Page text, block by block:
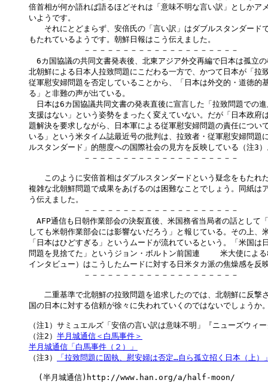
倍首相が何か語れば語るほどそれは「意味不明な言い訳」としかア
いようです。
それにとどまらず、安倍氏の「言い訳」はダブルスタンダード
もたれているようです。朝鮮日報はこう伝えました。
－－－－－－－－－－－－－－－－－－－－
6カ国協議の共同文書発表後、北東アジア外交再編で日本は孤立
北朝鮮による日本人拉致問題にこだわる一方で、かつて日本が「拉
従軍慰安婦問題を否定していることから、「日本は外交的・道徳的
る」と非難の声が出ている。
日本は6カ国協議共同文書の発表直後に宣言した「拉致問題での
支援はない」という姿勢をまったく変えていない。だが「日本政府
題解決を要求しながら、日本軍による従軍慰安婦問題の責任につい
いる」という米タイム誌最近号の批判は、拉致者・従軍慰安婦問題
ルスタンダード」的態度への国際社会の見方を反映している（注3
－－－－－－－－－－－－－－－－－－－－
このように安倍首相はダブルスタンダードという疑念をもたれ
複雑な北朝鮮問題で成果をあげるのは困難なことでしょう。同紙は
う伝えました。
－－－－－－－－－－－－－－－－－－－－
AFP通信も日朝作業部会の決裂直後、米国務省当局者の話として
しても米朝作業部会には影響ないだろう」と報じている。その上、
「日本はひどすぎる」というムードが流れているという。「米国は
問題を見捨てた」というジョン・ボルトン前国連	米大使による8日の発言（読売新聞
インタビュー）はこうしたムードに対する日米タカ派の焦燥感を反
－－－－－－－－－－－－－－－－－－－－
二重基準で北朝鮮の拉致問題を追求したのでは、北朝鮮に反撃
国の日本に対する信頼が徐々に失われていくのではないでしょうか
（注1）サミュエルズ「安倍の言い訳は意味不明」『ニューズウ
（注2） 半月城通信＜白馬事件＞
半月城通信「白馬事件（２）」
（注3）
「拉致問題に固執、慰安婦は否定…自ら孤立招く日本（上
  (半月城通信)http://www.han.org/a/half-moon/